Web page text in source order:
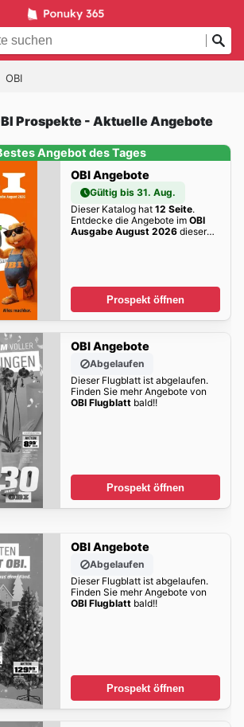
OBI
Prospekte - Aktuelle Angebote
Angebot des Tages
OBI Angebote
Gültig bis 31. Aug.
Dieser Katalog hat 12 Seite.
Entdecke die Angebote im OBI
Ausgabe August 2026dieser
Prospekt öffnen
OBI Angebote
Abgelaufen
Dieser Flugblatt ist abgelaufen.
Finden Sie mehr Angebote von
OBI Flugblattbald!!
Prospekt öffnen
OBI Angebote
Abgelaufen
Dieser Flugblatt ist abgelaufen.
Finden Sie mehr Angebote von
OBI Flugblattbald!!
Prospekt öffnen